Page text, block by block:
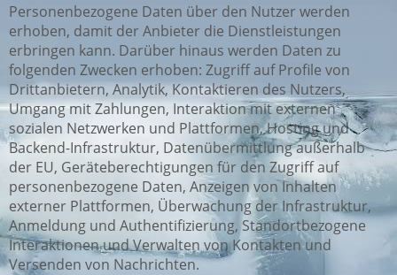
Personenbezogene Daten über den Nutzer werden
erhoben, damit der Anbieter die Dienstleistungen
erbringen kann. Darüber hinaus werden Daten zu
folgenden Zwecken erhoben: Zugriff auf Profile von
Drittanbietern, Analytik, Kontaktieren des Nutzers,
Umgang mit Zahlungen, Interaktion mit externen
sozialen Netzwerken und Plattformen, Hosting und
Backend-Infrastruktur, Datenübermittlung außerhalb
der EU, Geräteberechtigungen für den Zugriff auf
personenbezogene Daten, Anzeigen von Inhalten
externer Plattformen, Überwachung der Infrastruktur,
Anmeldung und Authentifizierung, Standortbezogene
Interaktionen und Verwalten von Kontakten und
Versenden von Nachrichten.